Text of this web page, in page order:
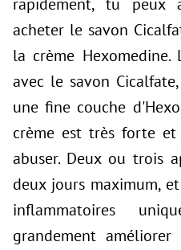
acheter le savon
la crème
avec le savon
une fine couche
crème est très forte
abuser. Deux ou trois
deux jours maximum,
inflammatoires
grandement